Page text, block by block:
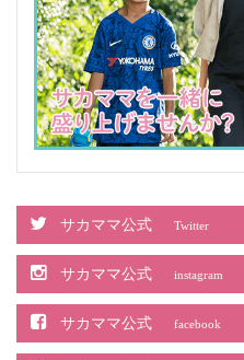
サカママ公式 Twitter
サカママ公式 instagram
サカママ公式 facebook